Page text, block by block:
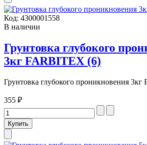
Код: 4300001558
В наличии
Грунтовка глубокого
3кг FARBITEX (6)
Грунтовка глубокого проникновения
355 ₽